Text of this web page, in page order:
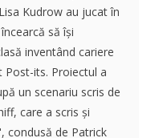
Kudrow au jucat în
să își
inventând cariere
Post-its. Proiectul a
un scenariu scris de
care a scris și
condusă de Patrick